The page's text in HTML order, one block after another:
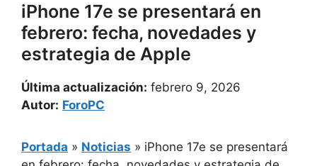
iPhone 17e se presentará en
febrero: fecha, novedades y
estrategia de Apple
Última actualización: febrero 9, 2026
Autor: ForoPC
Portada » Noticias » iPhone 17e se presentará